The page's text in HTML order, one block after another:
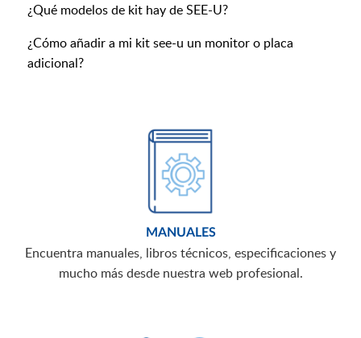
¿Qué modelos de kit hay de SEE-U?
¿Cómo añadir a mi kit see-u un monitor o placa
adicional?
MANUALES
Encuentra manuales, libros técnicos, especificaciones y
mucho más desde nuestra web profesional.